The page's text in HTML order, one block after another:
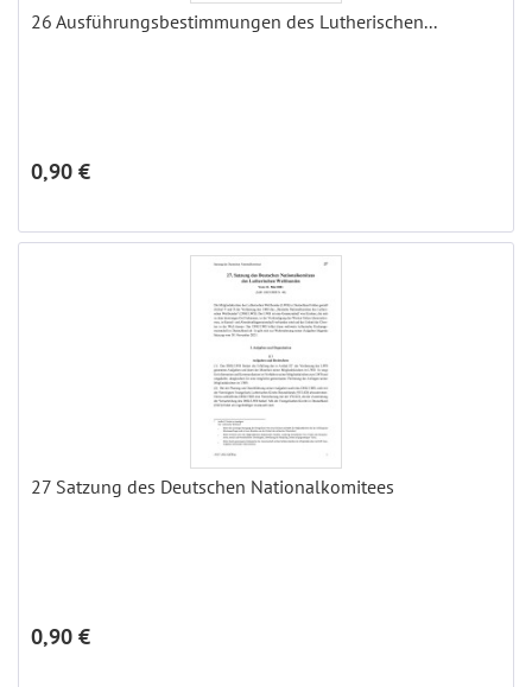
26 Ausführungsbestimmungen des Lutherischen...
0,90 €
27 Satzung des Deutschen Nationalkomitees
0,90 €